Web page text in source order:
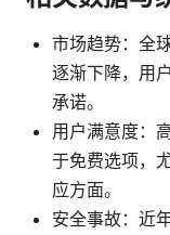
市场趋势：全
逐渐下降，用
承诺。
用户满意度：
于免费选项，
应方面。
安全事故：近